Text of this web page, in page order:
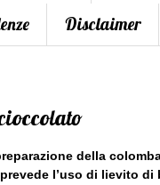
Disclaimer
della
l’uso di lievito